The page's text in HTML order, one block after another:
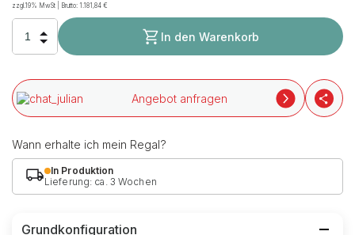
zzgl.19% MwSt | Brutto:1.181,84 €
In den Warenkorb
Angebot anfragen
Wann erhalte ich mein Regal?
In Produktion
Lieferung: ca. 3 Wochen
Grundkonfiguration